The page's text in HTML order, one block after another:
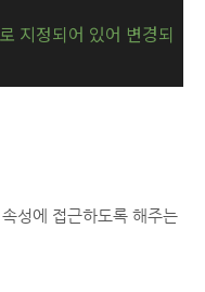
지정되어 있어 변경되
성에 접근하도록 해주는